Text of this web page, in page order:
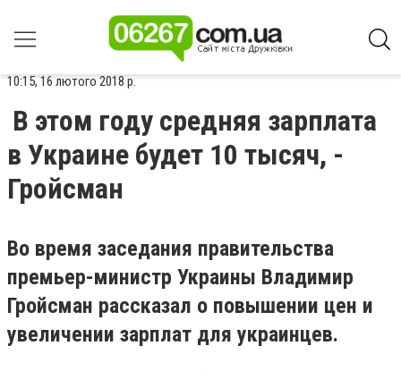
10:15, 16 лютого 2018 р.
В этом году средняя зарплата
в Украине будет 10 тысяч, -
Гройсман
Во время заседания правительства
премьер-министр Украины Владимир
Гройсман рассказал о повышении цен и
увеличении зарплат для украинцев.